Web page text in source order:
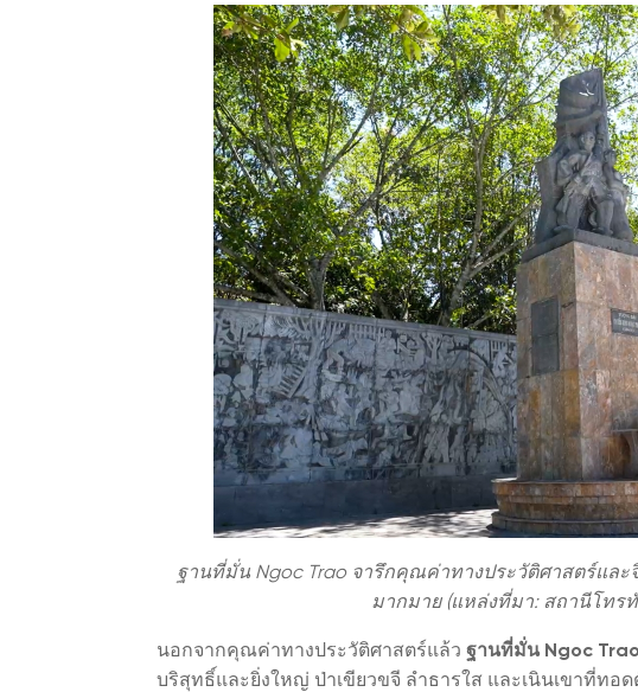
ฐานที่มั่น Ngoc Trao จารึกคุณค่าทางประวัติศาสตร์แล
มากมาย (แหล่งที่มา: สถานีโทร
นอกจากคุณค่าทางประวัติศาสตร์แล้ว ฐานที่มั่น Ngoc Trao
บริสุทธิ์และยิ่งใหญ่ ป่าเขียวขจี ลำธารใส และเนินเขาที่ทอ